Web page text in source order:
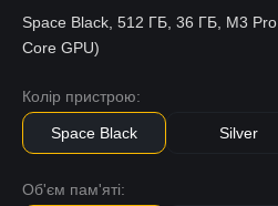
Space Black, 512 ГБ, 36 ГБ, M3
Core GPU)
Колір пристрою:
Space Black Silver
Об'єм пам'яті: